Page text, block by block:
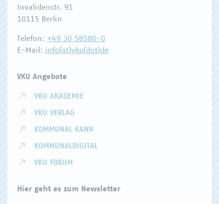
Invalidenstr. 91
10115 Berlin
Telefon: +49 30 58580-0
E-Mail: info(at)vku(dot)de
VKU Angebote
VKU AKADEMIE
VKU VERLAG
KOMMUNAL KANN
KOMMUNALDIGITAL
VKU FORUM
Hier geht es zum Newsletter